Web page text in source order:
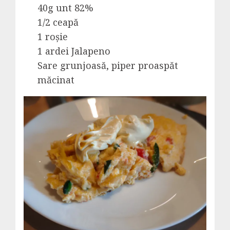
40g unt 82%
1/2 ceapă
1 roșie
1 ardei Jalapeno
Sare grunjoasă, piper proaspăt
măcinat